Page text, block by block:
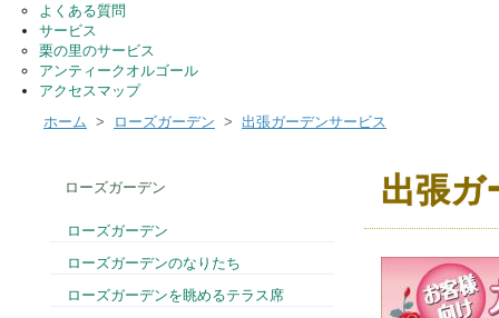
よくある質問
サービス
栗の里のサービス
アンティークオルゴール
アクセスマップ
ホーム > ローズガーデン > 出張ガーデンサービス
出張ガ
ローズガーデン
ローズガーデン
ローズガーデンのなりたち
ローズガーデンを眺めるテラス席